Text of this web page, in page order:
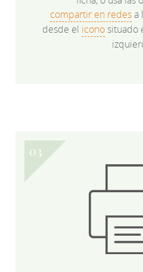
compartir en redesa
desde el iconosituado